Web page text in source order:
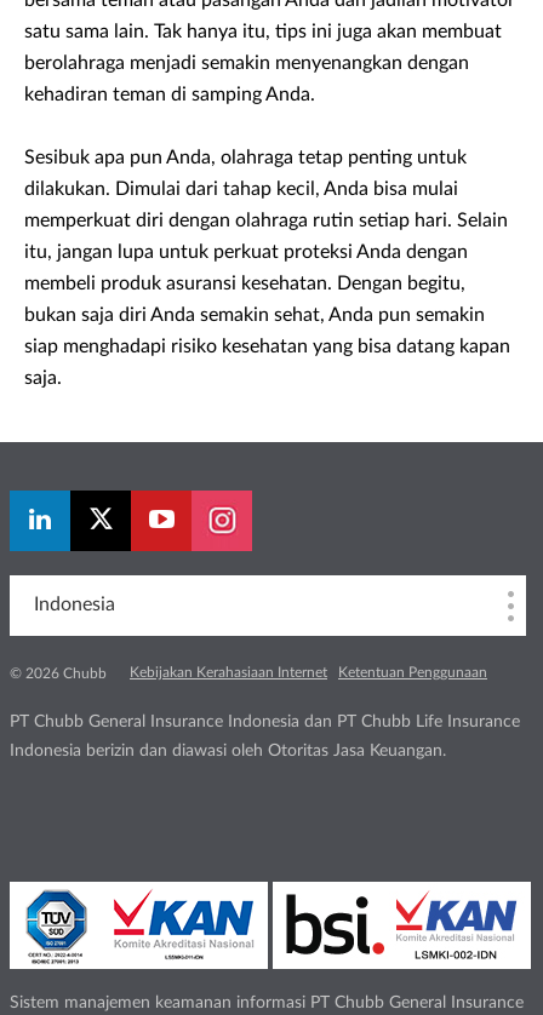
satu sama lain. Tak hanya itu, tips ini juga akan membuat
berolahraga menjadi semakin menyenangkan dengan
kehadiran teman di samping Anda.
Sesibuk apa pun Anda, olahraga tetap penting untuk
dilakukan. Dimulai dari tahap kecil, Anda bisa mulai
memperkuat diri dengan olahraga rutin setiap hari. Selain
itu, jangan lupa untuk perkuat proteksi Anda dengan
membeli produk asuransi kesehatan. Dengan begitu,
bukan saja diri Anda semakin sehat, Anda pun semakin
siap menghadapi risiko kesehatan yang bisa datang kapan
saja.
Indonesia
© 2026 Chubb Kebijakan Kerahasiaan Internet Ketentuan Penggunaan
PT Chubb General Insurance Indonesia dan PT Chubb Life Insurance
Indonesia berizin dan diawasi oleh Otoritas Jasa Keuangan.
Sistem manajemen keamanan informasi PT Chubb General Insurance